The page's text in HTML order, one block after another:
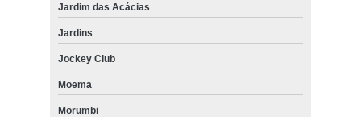
Jardim das Acácias
Jardins
Jockey Club
Moema
Morumbi